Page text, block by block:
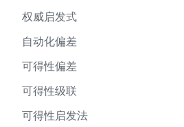
权威启发式
自动化偏差
可得性偏差
可得性级联
可得性启发法